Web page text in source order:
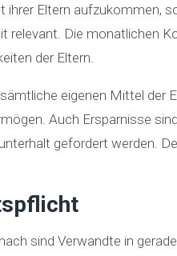
Eltern aufzukommen,
relevant. Die monatlichen
der Eltern.
eigenen Mittel der
Auch Ersparnisse
gefordert werden.
sind Verwandte in